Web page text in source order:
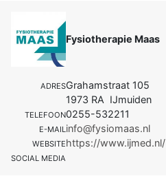
Fysiotherapie Maas
ADRESGrahamstraat 105
1973 RA IJmuiden
TELEFOON0255-532211
E-MAILinfo@fysiomaas.nl
WEBSITEhttps://www.ijmed.nl/
SOCIAL MEDIA